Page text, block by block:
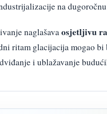
na
naglašavaosjetljivu
ritam glacijacija mogao
i ublažavanje